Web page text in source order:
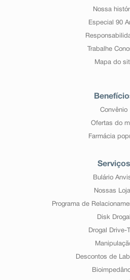
Nossa
Especial 90
Trabalhe
Mapa do
Convênio
Ofertas do
Farmácia
Serviços
Bulário
Nossas
Programa de
Disk Drogal
Drogal Drive-
Descontos de